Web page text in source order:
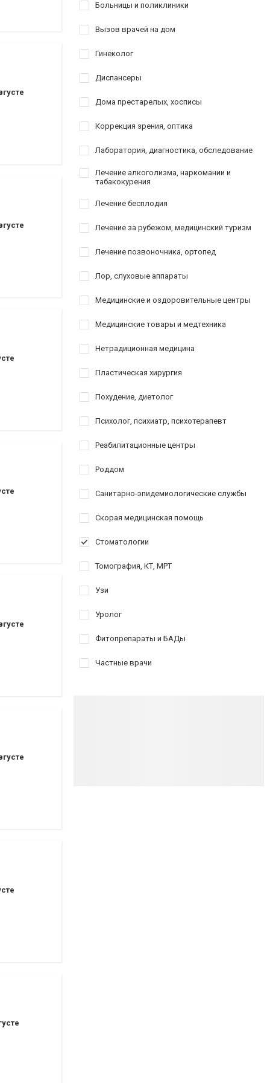
Больницы и поликлиники
Вызов врачей на дом
Гинеколог
Диспансеры
Дома престарелых, хосписы
Коррекция зрения, оптика
Лаборатория, диагностика, обследование
Лечение алкоголизма, наркомании и
табакокурения
Лечение бесплодия
Лечение за рубежом, медицинский туризм
Лечение позвоночника, ортопед
Лор, слуховые аппараты
Медицинские и оздоровительные центры
Медицинские товары и медтехника
Нетрадиционная медицина
Пластическая хирургия
Похудение, диетолог
Психолог, психиатр, психотерапевт
Реабилитационные центры
Роддом
Санитарно-эпидемиологические службы
Скорая медицинская помощь
Стоматологии
Томография, КТ, МРТ
Узи
Уролог
Фитопрепараты и БАДы
Частные врачи